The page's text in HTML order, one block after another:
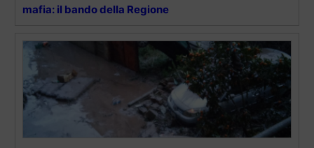
mafia: il bando della Regione